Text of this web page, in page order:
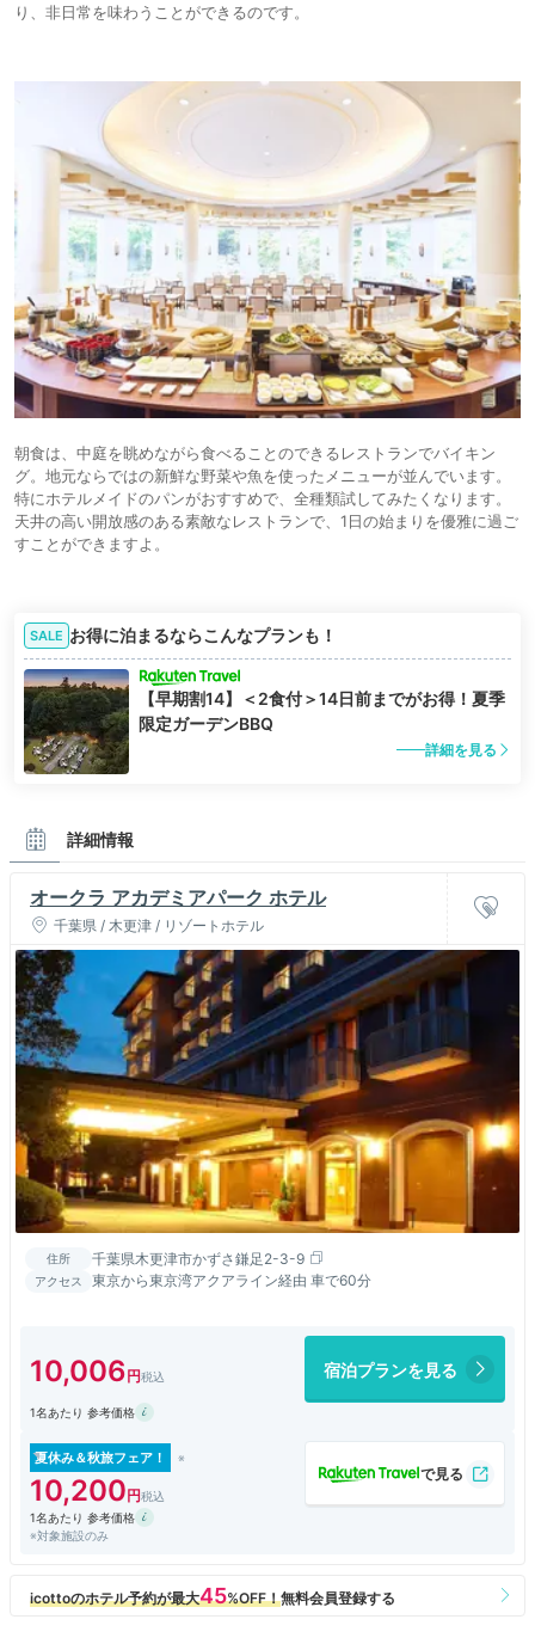
り、非日常を味わうことができるのです。
朝食は、中庭を眺めながら食べることのできるレストランでバイキン
グ。地元ならではの新鮮な野菜や魚を使ったメニューが並んでいます。
特にホテルメイドのパンがおすすめで、全種類試してみたくなります。
天井の高い開放感のある素敵なレストランで、1日の始まりを優雅に過ご
すことができますよ。
SALE お得に泊まるならこんなプランも！
【早期割14】＜2食付＞14日前までがお得！夏季
限定ガーデンBBQ
詳細を見る
詳細情報
オークラ アカデミアパーク ホテル
千葉県 / 木更津 / リゾートホテル
住所 千葉県木更津市かずさ鎌足2-3-9
アクセス 東京から東京湾アクアライン経由 車で60分
10,006 宿泊プランを見る
1名あたり 参考価格
夏休み＆秋旅フェア！
10,200
1名あたり 参考価格
※対象施設のみ